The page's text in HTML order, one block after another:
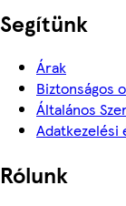
Segítünk
Árak
Biztonságos
Általános
Adatkezelési
Rólunk